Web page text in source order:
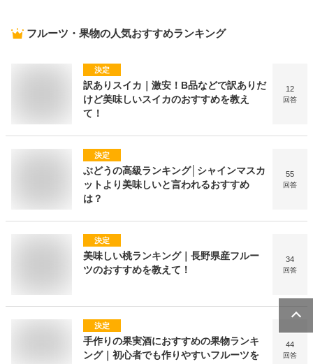
フルーツ・果物の人気おすすめランキング
決定
訳ありスイカ｜激安！B品などで訳ありだ
けど美味しいスイカのおすすめを教え
て！
12
回答
決定
ぶどうの高級ランキング│シャインマスカ
ットより美味しいと言われるおすすめ
は？
55
回答
決定
美味しい桃ランキング｜長野県産フルー
ツのおすすめを教えて！
34
回答
決定
手作りの果実酒におすすめの果物ランキ
ング｜初心者でも作りやすいフルーツを
44
回答